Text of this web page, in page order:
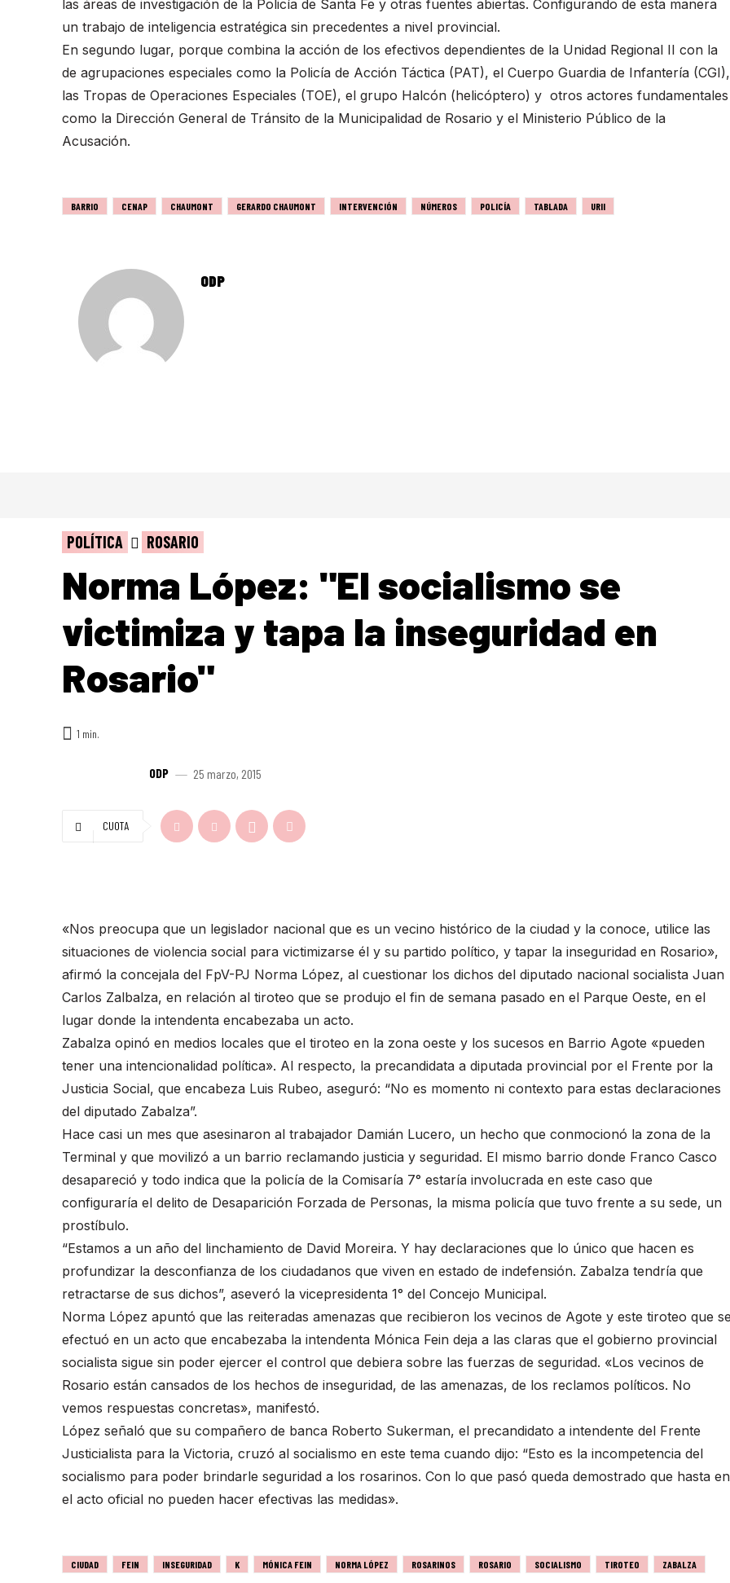
las áreas de investigación de la Policía de Santa Fe y otras fuentes abiertas. Configurando de esta manera
un trabajo de inteligencia estratégica sin precedentes a nivel provincial.
En segundo lugar, porque combina la acción de los efectivos dependientes de la Unidad Regional II con la
de agrupaciones especiales como la Policía de Acción Táctica (PAT), el Cuerpo Guardia de Infantería (CGI),
las Tropas de Operaciones Especiales (TOE), el grupo Halcón (helicóptero) y otros actores fundamentales
como la Dirección General de Tránsito de la Municipalidad de Rosario y el Ministerio Público de la
Acusación.
BARRIO CENAP CHAUMONT GERARDO CHAUMONT INTERVENCIÓN NÚMEROS POLICÍA TABLADA URII
ODP